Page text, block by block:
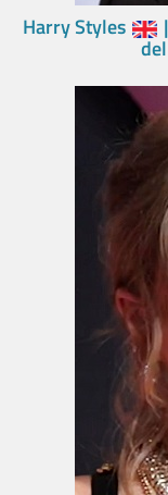
Harry Styles